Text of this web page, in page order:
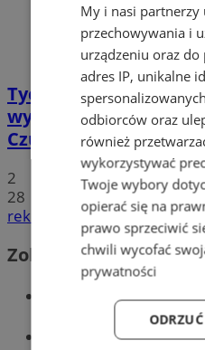
Tychy: Koncert
wyjątkowe
Czułowie
2
28
reklama
Zobacz również
Wiadomości
Wiadomości
My i nasi
przechowywania i
urządzeniu oraz
adres IP, unikalne
odbiorców oraz
również
wykorzystywać
Twoje wybory
opierać się na
prawo sprzeciwić
chwili wycofać
prywatności